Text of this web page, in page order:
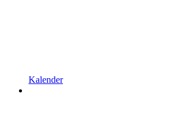
Kalender